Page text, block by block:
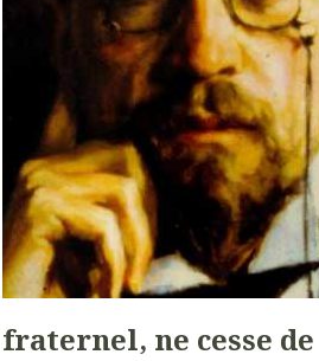
fraternel, ne cesse